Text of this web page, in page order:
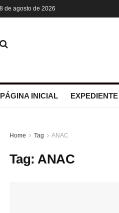
8 de agosto de 2026
PÁGINA INICIAL EXPEDIENTE
Home Tag ANAC
Tag:ANAC